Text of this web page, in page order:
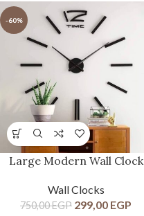
-60%
Large Modern Wall Clock
Wall Clocks
750,00EGP 299,00 EGP